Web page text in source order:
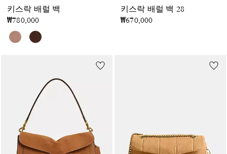
키스락 배럴 백
₩780,000
키스락 배럴 백 28
₩670,000